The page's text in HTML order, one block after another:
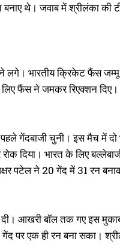
थे। जवाब में श्रीलंका की
लगे। भारतीय क्रिकेट फैंस
फैंस ने जमकर रिएक्शन दिए।
गेंदबाजी चुनी। इस मैच में
दिया। भारत के लिए
पटेल ने 20 गेंद में 31 रन
आखरी बॉल तक गए इस
पर एक ही रन बना सका।